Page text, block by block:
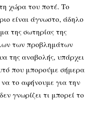
χώρα του ποτέ. Το
είναι άγνωστο, άδηλο
της σωτηρίας της
των προβλημάτων
της αναβολής, υπάρχει
που μπορούμε σήμερα
το αφήνουμε για την
γνωρίζει τι μπορεί το